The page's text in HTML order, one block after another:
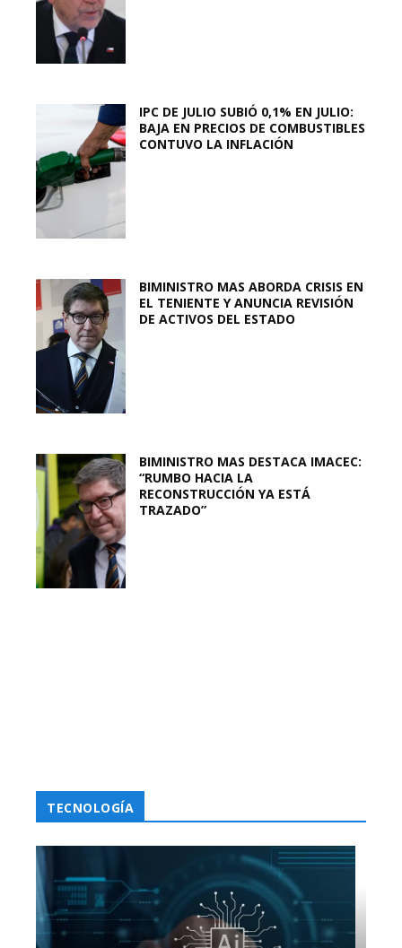
IPC DE JULIO SUBIÓ 0,1% EN JULIO:
BAJA EN PRECIOS DE COMBUSTIBLES
CONTUVO LA INFLACIÓN
BIMINISTRO MAS ABORDA CRISIS EN
EL TENIENTE Y ANUNCIA REVISIÓN
DE ACTIVOS DEL ESTADO
BIMINISTRO MAS DESTACA IMACEC:
“RUMBO HACIA LA
RECONSTRUCCIÓN YA ESTÁ
TRAZADO”
TECNOLOGÍA